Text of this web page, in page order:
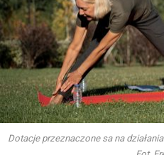
Dotacje przeznaczone sa na